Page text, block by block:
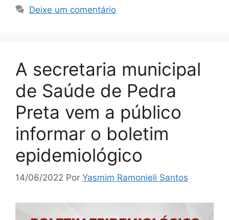
Deixe um comentário
A secretaria municipal
de Saúde de Pedra
Preta vem a público
informar o boletim
epidemiológico
14/06/2022 Por Yasmim Ramonieli Santos